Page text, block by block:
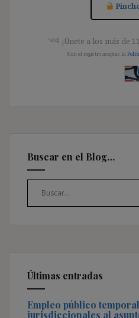
༺ ¡Únete a los más de
[Con el registro aceptas la
Buscar en el Blog…
Últimas entradas
Empleo público
jurisdiccionales al